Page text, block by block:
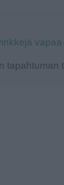
tapahtuman